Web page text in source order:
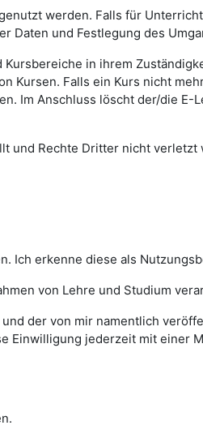
werden. Falls für
Daten und Festlegung des
in ihrem
Kursen. Falls ein Kurs nicht
Im Anschluss löscht der/die E-
und Rechte Dritter nicht
Ich erkenne diese als
von Lehre und Studium
der von mir namentlich
Einwilligung jederzeit mit einer